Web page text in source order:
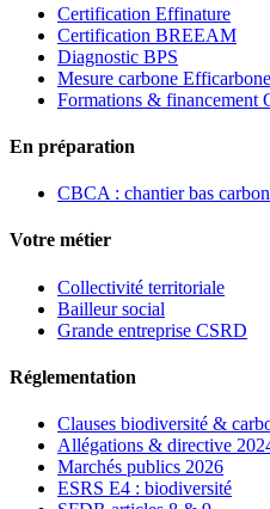
Certification Effinature
Certification BREEAM
Diagnostic BPS
Mesure carbone Efficarbone
Formations & financement
En préparation
CBCA : chantier bas
Votre métier
Collectivité territoriale
Bailleur social
Grande entreprise CSRD
Réglementation
Clauses biodiversité &
Allégations & directive
Marchés publics 2026
ESRS E4 : biodiversité